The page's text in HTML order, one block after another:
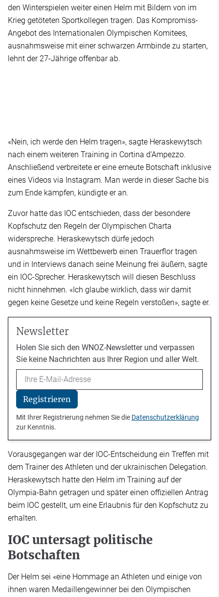
den Winterspielen weiter einen Helm mit Bildern von im
Krieg getöteten Sportkollegen tragen. Das Kompromiss-
Angebot des Internationalen Olympischen Komitees,
ausnahmsweise mit einer schwarzen Armbinde zu starten,
lehnt der 27-Jährige offenbar ab.
«Nein, ich werde den Helm tragen», sagte Heraskewytsch
nach einem weiteren Training in Cortina d'Ampezzo.
Anschließend verbreitete er eine erneute Botschaft inklusive
eines Videos via Instagram. Man werde in dieser Sache bis
zum Ende kämpfen, kündigte er an.
Zuvor hatte das IOC entschieden, dass der besondere
Kopfschutz den Regeln der Olympischen Charta
widerspreche. Heraskewytsch dürfe jedoch
ausnahmsweise im Wettbewerb einen Trauerflor tragen
und in Interviews danach seine Meinung frei äußern, sagte
ein IOC-Sprecher. Heraskewytsch will diesen Beschluss
nicht hinnehmen. «Ich glaube wirklich, dass wir damit
gegen keine Gesetze und keine Regeln verstoßen», sagte er.
Newsletter
Holen Sie sich den WNOZ-Newsletter und verpassen
Sie keine Nachrichten aus Ihrer Region und aller Welt.
Email
Registrieren
Mit Ihrer Registrierung nehmen Sie die Datenschutzerklärung
zur Kenntnis.
Vorausgegangen war der IOC-Entscheidung ein Treffen mit
dem Trainer des Athleten und der ukrainischen Delegation.
Heraskewytsch hatte den Helm im Training auf der
Olympia-Bahn getragen und später einen offiziellen Antrag
beim IOC gestellt, um eine Erlaubnis für den Kopfschutz zu
erhalten.
IOC untersagt politische
Botschaften
Der Helm sei «eine Hommage an Athleten und einige von
ihnen waren Medaillengewinner bei den Olympischen